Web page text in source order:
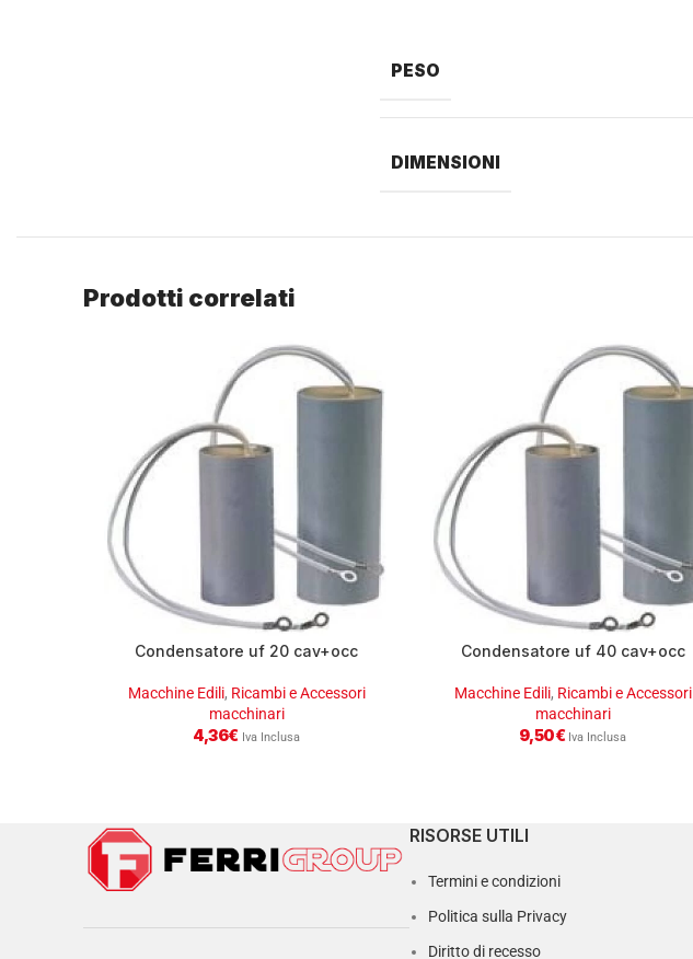
PESO
DIMENSIONI
Prodotti correlati
Condensatore uf 20 cav+occ
Macchine Edili, Ricambi e Accessori
macchinari
4,36€ Iva Inclusa
Condensatore uf 40 cav+occ
Macchine Edili, Ricambi e Accessori
macchinari
9,50€ Iva Inclusa
RISORSE UTILI
Termini e condizioni
Politica sulla Privacy
Diritto di recesso